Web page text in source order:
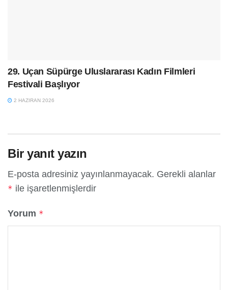
29. Uçan Süpürge Uluslararası Kadın Filmleri
Festivali Başlıyor
2 HAZIRAN 2026
Bir yanıt yazın
E-posta adresiniz yayınlanmayacak. Gerekli alanlar
* ile işaretlenmişlerdir
Yorum *